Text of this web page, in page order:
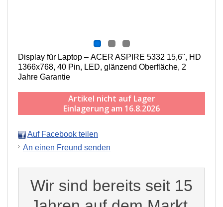
Display für Laptop – ACER ASPIRE 5332 15,6", HD
1366x768, 40 Pin, LED, g länzend Oberfläche, 2
Jahre Garantie
Artikel nicht auf Lager
Einlagerung am 16.8.2026
Auf Facebook teilen
An einen Freund senden
Wir sind bereits seit 15